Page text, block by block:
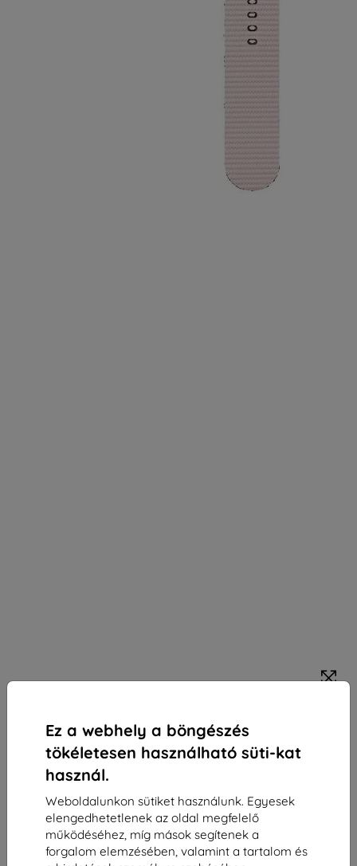
Ez a webhely a böngészés
tökéletesen használható süti-kat
használ.
Weboldalunkon sütiket használunk. Egyesek
elengedhetetlenek az oldal megfelelő
működéséhez, míg mások segítenek a
forgalom elemzésében, valamint a tartalom és
Samsung ET-SOL30SPEGEU sport szíj Watch7 / 6 /
5 / 4 20mm S/M rózsaszín (ET-SOL30SPEGEU)
Alkalmas: Samsung Watch 20mm
27 690 Ft
24 921 Ft